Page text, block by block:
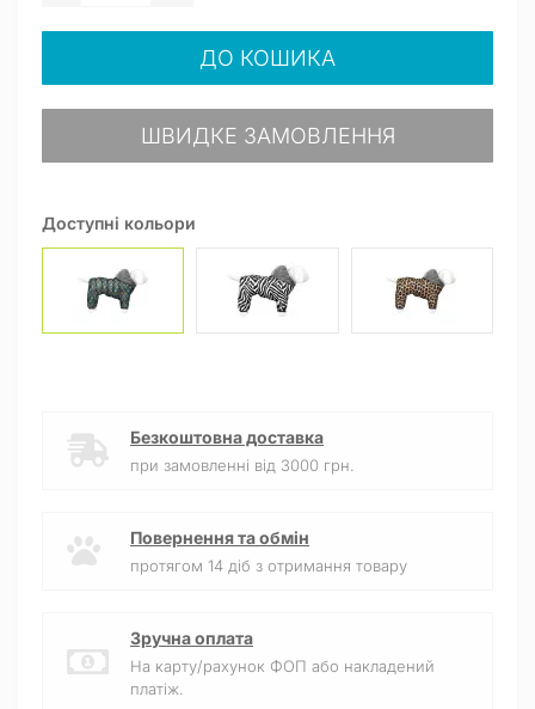
Доступні кольори
ДО КОШИКА
ШВИДКЕ ЗАМОВЛЕННЯ
Безкоштовна доставка
при замовленні від 3000 грн.
Повернення та обмін
протягом 14 діб з отримання товару
Зручна оплата
На карту/рахунок ФОП або накладений
платіж.